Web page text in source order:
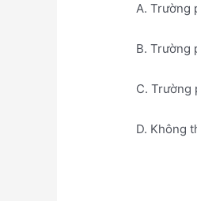
A. Trường
B. Trường
C. Trường
D. Không